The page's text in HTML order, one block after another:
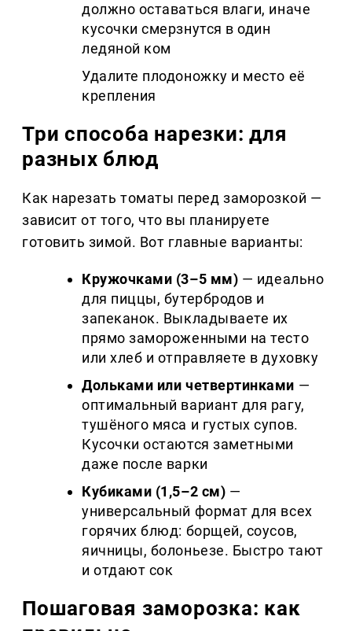
должно оставаться влаги, иначе
кусочки смерзнутся в один
ледяной ком
Удалите плодоножку и место её
крепления
Три способа нарезки: для
разных блюд
Как нарезать томаты перед заморозкой —
зависит от того, что вы планируете
готовить зимой. Вот главные варианты:
Кружочками (3–5 мм) — идеально
для пиццы, бутербродов и
запеканок. Выкладываете их
прямо замороженными на тесто
или хлеб и отправляете в духовку
Дольками или четвертинками —
оптимальный вариант для рагу,
тушёного мяса и густых супов.
Кусочки остаются заметными
даже после варки
Кубиками (1,5–2 см) —
универсальный формат для всех
горячих блюд: борщей, соусов,
яичницы, болоньезе. Быстро тают
и отдают сок
Пошаговая заморозка: как